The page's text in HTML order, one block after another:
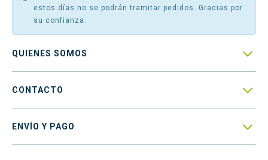
estos días no se podrán tramitar pedidos. Gracias por
su confianza.
QUIENES SOMOS 
CONTACTO 
ENVÍO Y PAGO 